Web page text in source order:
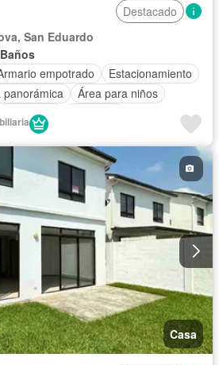
Destacado
San Eduardo
empotrado
Estacionamiento
panorámica
Área para niños
Seguridad
con discapacidad
Parrilla
Piscina
Cancha de tenis Gimnasio
Wifi
Casa